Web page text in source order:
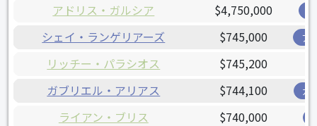
アドリス・ガルシア $4,750,000
シェイ・ランゲリアーズ $745,000 ア
リッチー・パラシオス
$745,200
ガブリエル・アリアス
$744,100 ガ
ライアン・ブリス $740,000